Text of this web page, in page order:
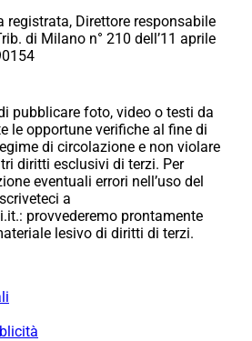
registrata, Direttore responsabile
di Milano n° 210 dell’11 aprile
pubblicare foto, video o testi da
le opportune verifiche al fine di
di circolazione e non violare
diritti esclusivi di terzi. Per
eventuali errori nell’uso del
a
provvederemo prontamente
lesivo di diritti di terzi.